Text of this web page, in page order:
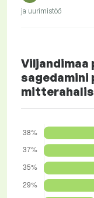
ja uurimistöö
Viljandimaa
sagedamini